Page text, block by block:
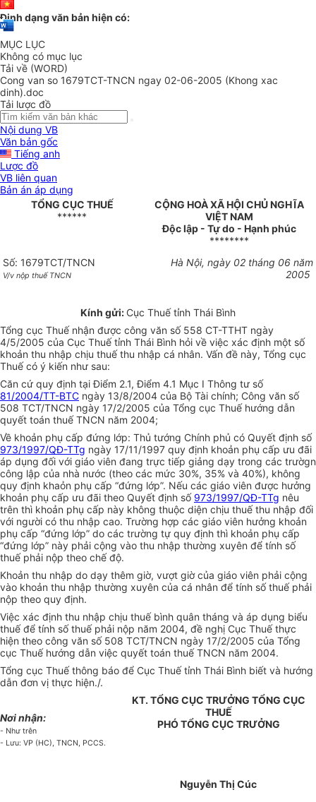
Định dạng văn bản hiện có:
MỤC LỤC
Không có mục lục
Tải về (WORD)
Cong van so 1679TCT-TNCN ngay 02-06-2005 (Khong xac
dinh).doc
Tải lược đồ
Nội dung VB
Văn bản gốc
Tiếng anh
Lược đồ
VB liên quan
Bản án áp dụng
TỔNG CỤC THUẾ
******
CỘNG HOÀ XÃ HỘI CHỦ NGHĨA
VIỆT NAM
Độc lập - Tự do - Hạnh phúc
********
Số: 1679TCT/TNCN
V/v nộp thuế TNCN
Hà Nội, ngày 02 tháng 06 năm
2005
Kính gửi: Cục Thuế tỉnh Thái Bình
Tổng cục Thuế nhận được công văn số 558 CT-TTHT ngày
4/5/2005 của Cục Thuế tỉnh Thái Bình hỏi về việc xác định một số
khoản thu nhập chịu thuế thu nhập cá nhân. Vấn đề này, Tổng cục
Thuế có ý kiến như sau:
Căn cứ quy định tại Điểm 2.1, Điểm 4.1 Mục I Thông tư số
81/2004/TT-BTC ngày 13/8/2004 của Bộ Tài chính; Công văn số
508 TCT/TNCN ngày 17/2/2005 của Tổng cục Thuế hướng dẫn
quyết toán thuế TNCN năm 2004;
Về khoản phụ cấp đứng lớp: Thủ tướng Chính phủ có Quyết định số
973/1997/QĐ-TTg ngày 17/11/1997 quy định khoản phụ cấp ưu đãi
áp dụng đối với giáo viên đang trực tiếp giảng dạy trong các trườgn
công lập của nhà nước (theo các mức 30%, 35% và 40%), không
quy định khaỏn phụ cấp “đứng lớp”. Nếu các giáo viên được hưởng
khoản phụ cấp ưu đãi theo Quyết định số 973/1997/QĐ-TTg nêu
trên thì khoản phụ cấp này không thuộc diện chịu thuế thu nhập đối
với người có thu nhập cao. Trường hợp các giáo viên hưởng khoản
phụ cấp “đứng lớp” do các trường tự quy định thì khoản phụ cấp
“đứng lớp” này phải cộng vào thu nhập thường xuyên để tính số
thuế phải nộp theo chế độ.
Khoản thu nhập do dạy thêm giờ, vượt giờ của giáo viên phải cộng
vào khoản thu nhập thường xuyên của cá nhân để tính số thuế phải
nộp theo quy định.
Việc xác định thu nhập chịu thuế bình quân tháng và áp dụng biểu
thuế để tính số thuế phải nộp năm 2004, đề nghị Cục Thuế thực
hiện theo công văn số 508 TCT/TNCN ngày 17/2/2005 của Tổng
cục Thuế hướng dẫn việc quyết toán thuế TNCN năm 2004.
Tổng cục Thuế thông báo để Cục Thuế tỉnh Thái Bình biết và hướng
dẫn đơn vị thực hiện./.
Nơi nhận:
- Như trên
- Lưu: VP (HC), TNCN, PCCS.
KT. TỔNG CỤC TRƯỞNG TỔNG CỤC
THUẾ
PHÓ TỔNG CỤC TRƯỞNG
Nguyễn Thị Cúc